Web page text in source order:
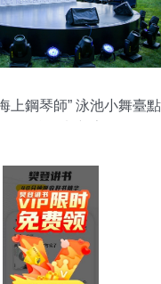
上鋼琴師” 泳池小舞臺